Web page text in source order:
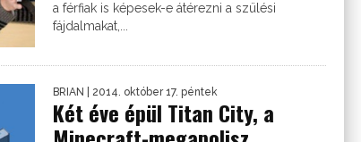
a férfiak is képesek-e átérezni a szülési
fájdalmakat,...
BRIAN | 2014. október 17. péntek
Két éve épül Titan City, a